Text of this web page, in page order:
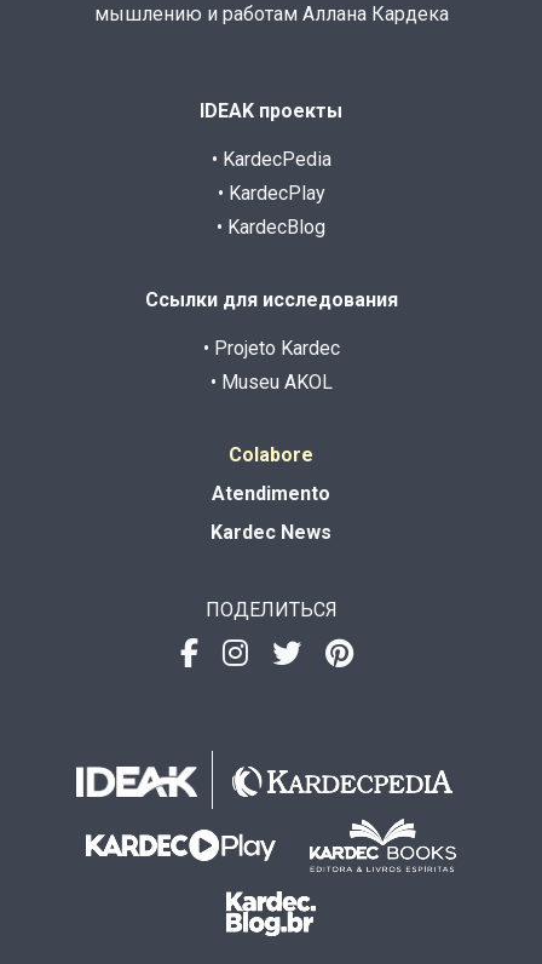
мышлению и работам Аллана Кардека
IDEAK проекты
• KardecPedia
• KardecPlay
• KardecBlog
Ссылки для исследования
• Projeto Kardec
• Museu AKOL
Colabore
Atendimento
Kardec News
ПОДЕЛИТЬСЯ